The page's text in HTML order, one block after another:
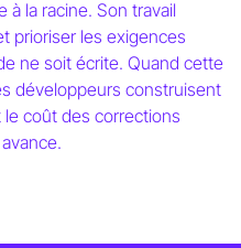
la racine. Son travail
prioriser les exigences
ne soit écrite. Quand cette
développeurs construisent
coût des corrections